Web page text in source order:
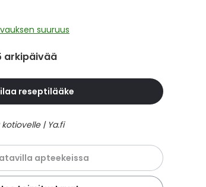
suuruus
arkipäivää
reseptilääke
apteekeissa